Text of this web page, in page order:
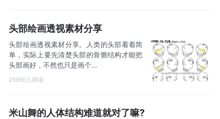
头部绘画透视素材分享
头部绘画透视素材分享。人类的头部看着简
单，实际上要先清楚头部的骨骼结构才能把
头部画好，不然也只是画个...
25650人阅读
米山舞的人体结构难道就对了嘛?